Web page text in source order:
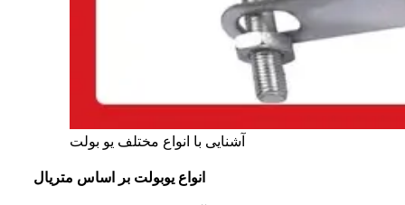
آشنایی با انواع مختلف یو بولت
انواع یوبولت بر اساس متریال